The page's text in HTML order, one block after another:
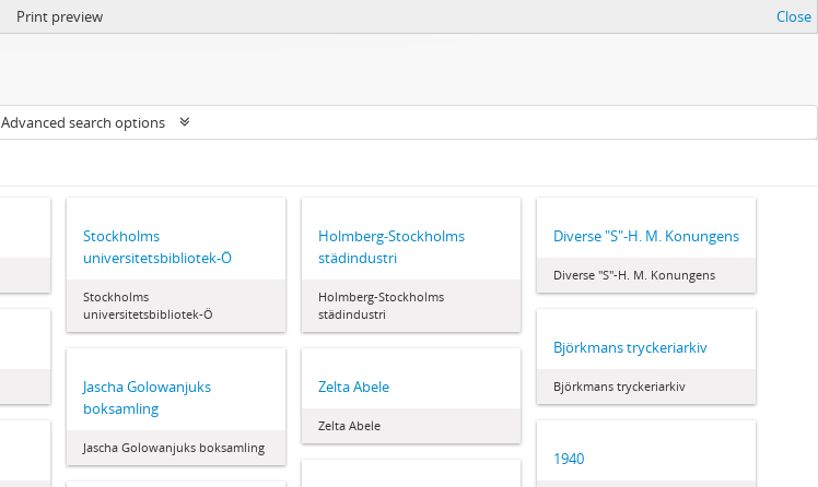
Print preview Close
Advanced search options
Stockholms
universitetsbibliotek-Ö
Stockholms
universitetsbibliotek-Ö
Holmberg-Stockholms
städindustri
Holmberg-Stockholms
städindustri
Diverse "S"-H. M. Konungens
Diverse "S"-H. M. Konungens
Björkmans tryckeriarkiv
Björkmans tryckeriarkiv
Jascha Golowanjuks
boksamling
Jascha Golowanjuks boksamling
Zelta Abele
Zelta Abele
1940